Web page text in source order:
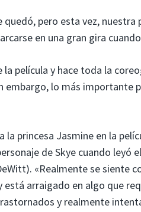
quedó, pero esta vez,
en una gran gira
película y hace toda la
embargo, lo más
princesa Jasmine en la
de Skye cuando leyó
«Realmente se siente
arraigado en algo que
y realmente